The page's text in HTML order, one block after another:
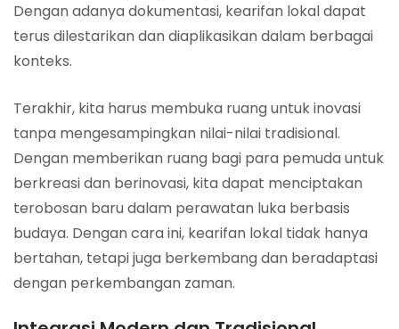
Dengan adanya dokumentasi, kearifan lokal dapat
terus dilestarikan dan diaplikasikan dalam berbagai
konteks.
Terakhir, kita harus membuka ruang untuk inovasi
tanpa mengesampingkan nilai-nilai tradisional.
Dengan memberikan ruang bagi para pemuda untuk
berkreasi dan berinovasi, kita dapat menciptakan
terobosan baru dalam perawatan luka berbasis
budaya. Dengan cara ini, kearifan lokal tidak hanya
bertahan, tetapi juga berkembang dan beradaptasi
dengan perkembangan zaman.